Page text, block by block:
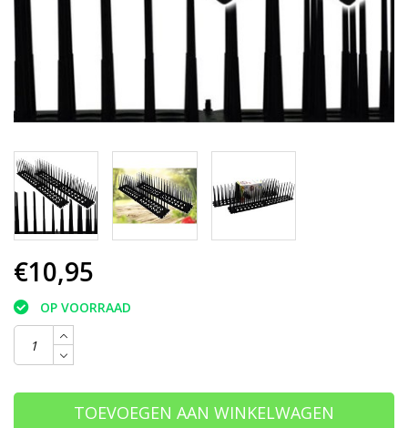
€10,95
OP VOORRAAD
TOEVOEGEN AAN WINKELWAGEN